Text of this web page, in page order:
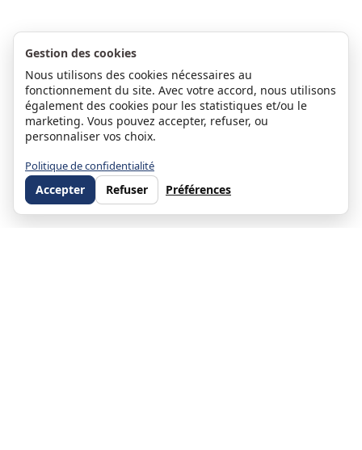
Gestion des cookies
Nous utilisons des cookies nécessaires au
fonctionnement du site. Avec votre accord, nous utilisons
également des cookies pour les statistiques et/ou le
marketing. Vous pouvez accepter, refuser, ou
personnaliser vos choix.
Politique de confidentialité
Accepter Refuser Préférences